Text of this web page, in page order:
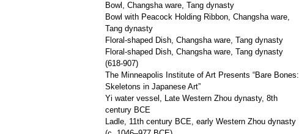
Bowl, Changsha ware, Tang dynasty
Bowl with Peacock Holding Ribbon, Changsha ware,
Tang dynasty
Floral-shaped Dish, Changsha ware, Tang dynasty
Floral-shaped Dish, Changsha ware, Tang dynasty
(618-907)
The Minneapolis Institute of Art Presents “Bare Bones:
Skeletons in Japanese Art”
Yi water vessel, Late Western Zhou dynasty, 8th
century BCE
Ladle, 11th century BCE, early Western Zhou dynasty